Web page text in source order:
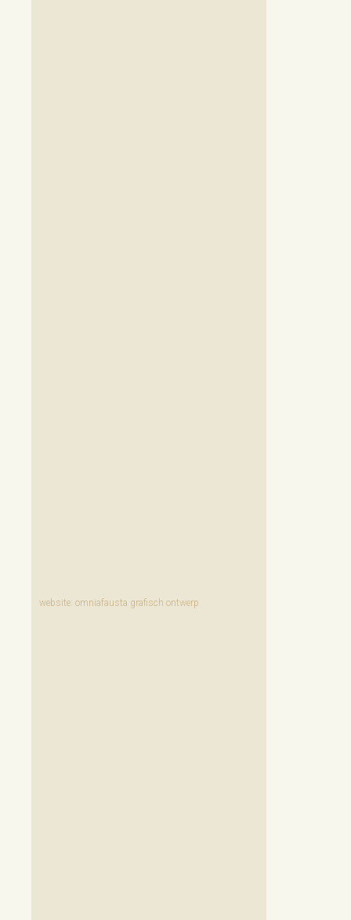
website: omniafausta grafisch ontwerp